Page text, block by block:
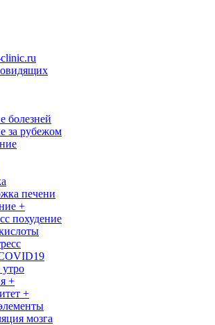
болезней
за рубежом
печени
+
похудение
+
+
мозга